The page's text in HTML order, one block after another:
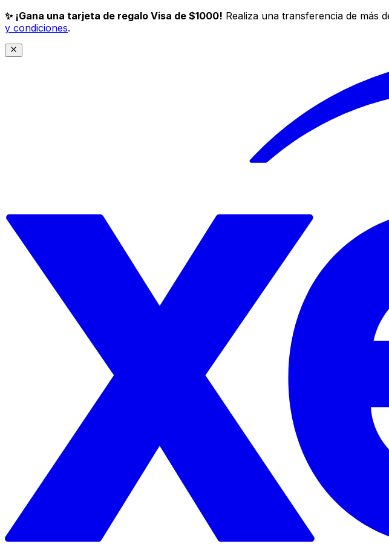
✨ ¡Gana una tarjeta de regalo Visa de $1000! Realiza una transferencia de más
y condiciones.